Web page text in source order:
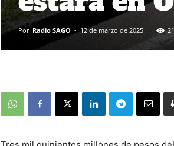
Por Radio SAGO - 12 de marzo de 2025